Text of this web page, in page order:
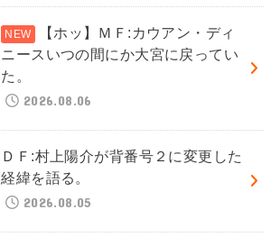
【ホッ】ＭＦ:カウアン・ディ
ニースいつの間にか大宮に戻ってい
た。
2026.08.06
ＤＦ:村上陽介が背番号２に変更した
経緯を語る。
2026.08.05